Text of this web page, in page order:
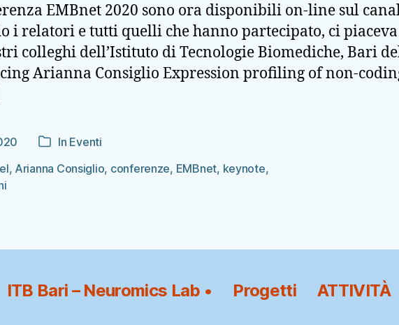
EMBnet 2020 sono ora disponibili on-line sul
i relatori e tutti quelli che hanno partecipato, ci piaceva
colleghi dell’Istituto di Tecnologie Biomediche, Bari
Arianna Consiglio Expression profiling of non-
Categorie
In Eventi
, Arianna Consiglio, conferenze, EMBnet, keynote,
ITB Bari – Neuromics Lab • Progetti ATTIVITÀ